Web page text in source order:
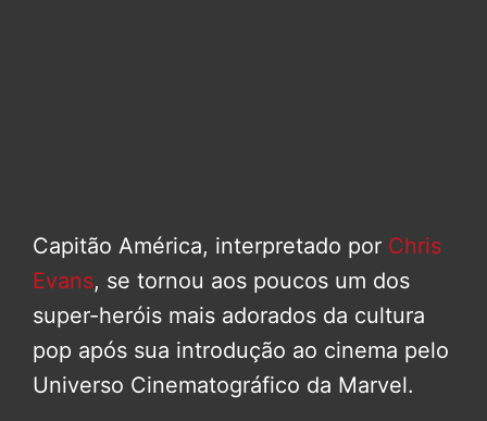
Capitão América, interpretado por Chris
Evans, se tornou aos poucos um dos
super-heróis mais adorados da cultura
pop após sua introdução ao cinema pelo
Universo Cinematográfico da Marvel.